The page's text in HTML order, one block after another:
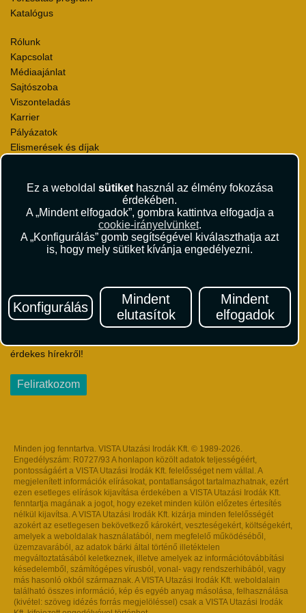
Ez a weboldal sütikethasznál az élmény fokozása
érdekében.
A „Mindent elfogadok”, gombra kattintva elfogadja a
cookie-irányelvünket.
A „Konfigurálás” gomb segítségével kiválaszthatja azt
is, hogy mely sütiket kívánja engedélyezni.
Konfigurálás
Mindent
elutasítok
Mindent
elfogadok
Katalógus
Rólunk
Kapcsolat
Médiaajánlat
Sajtószoba
Viszonteladás
Karrier
Pályázatok
Elismerések és díjak
Utazási Csomag Szerződési Feltételek
Útlemondás-biztosítás Szerződési Feltételek
Utasbiztosítás Szerződési Feltételek
Repülőjegy Szerződési Feltételek
Adatvédelem
Hírlevél
Iratkozzon fel Magyarország egyik legszínesebb utazási
érdekes hírekről!
Feliratkozom
Minden jog fenntartva. VISTA Utazási Irodák Kft. © 1989-2026.
Engedélyszám: R0727/93 A honlapon közölt adatok teljességéért,
pontosságáért a VISTA Utazási Irodák Kft. felelősséget nem vállal. A
megjelenített információk elírásokat, pontatlanságot tartalmazhatnak, ezért
ezen esetleges elírások kijavítása érdekében a VISTA Utazási Irodák Kft.
fenntartja magának a jogot, hogy ezeket minden külön előzetes értesítés
nélkül kijavítsa. A VISTA Utazási Irodák Kft. kizárja minden felelősségét
azokért az esetlegesen bekövetkező károkért, veszteségekért, költségekért,
amelyek a weboldalak használatából, nem megfelelő működéséből,
üzemzavarából, az adatok bárki által történő illetéktelen
megváltoztatásából keletkeznek, illetve amelyek az információtovábbítási
késedelemből, számítógépes vírusból, vonal- vagy rendszerhibából, vagy
más hasonló okból származnak. A VISTA Utazási Irodák Kft. weboldalain
található összes információ, kép és egyéb anyag másolása, felhasználása
(kivétel: szöveg idézés forrás megjelöléssel) csak a VISTA Utazási Irodák